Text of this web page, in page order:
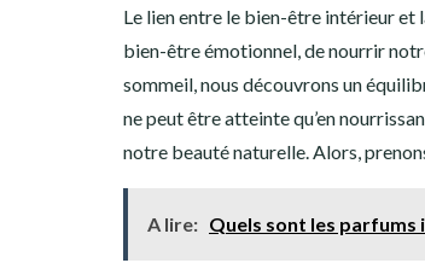
Le lien entre le bien-être intérieur et
bien-être émotionnel, de nourrir
sommeil, nous découvrons un
ne peut être atteinte qu’en
notre beauté naturelle. Alors,
A lire: Quels sont les parfums